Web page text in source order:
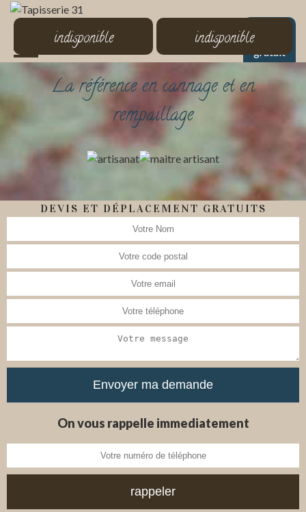
Devis
gratuit
indisponible indisponible
La référence en cannage et en
rempaillage
DEVIS ET DÉPLACEMENT GRATUITS
On vous rappelle immediatement